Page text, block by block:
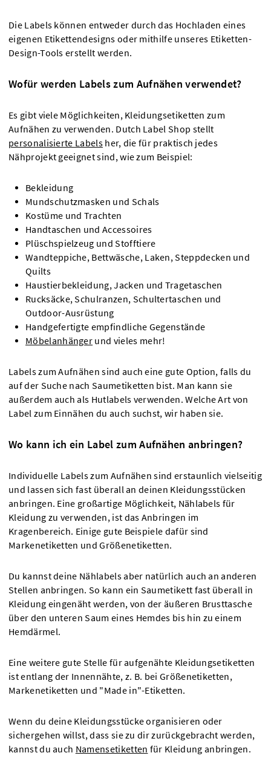
Die Labels können entweder durch das Hochladen eines
eigenen Etikettendesigns oder mithilfe unseres Etiketten-
Design-Tools erstellt werden.
Wofür werden Labels zum Aufnähen verwendet?
Es gibt viele Möglichkeiten, Kleidungsetiketten zum
Aufnähen zu verwenden. Dutch Label Shop stellt
personalisierte Labelsher, die für praktisch jedes
Nähprojekt geeignet sind, wie zum Beispiel:
Bekleidung
Mundschutzmasken und Schals
Kostüme und Trachten
Handtaschen und Accessoires
Plüschspielzeug und Stofftiere
Wandteppiche, Bettwäsche, Laken, Steppdecken und
Quilts
Haustierbekleidung, Jacken und Tragetaschen
Rucksäcke, Schulranzen, Schultertaschen und
Outdoor-Ausrüstung
Handgefertigte empfindliche Gegenstände
Möbelanhänger und vieles mehr!
Labels zum Aufnähen sind auch eine gute Option, falls du
auf der Suche nach Saumetiketten bist. Man kann sie
außerdem auch als Hutlabels verwenden. Welche Art von
Label zum Einnähen du auch suchst, wir haben sie.
Wo kann ich ein Label zum Aufnähen anbringen?
Individuelle Labels zum Aufnähen sind erstaunlich vielseitig
und lassen sich fast überall an deinen Kleidungsstücken
anbringen. Eine großartige Möglichkeit, Nählabels für
Kleidung zu verwenden, ist das Anbringen im
Kragenbereich. Einige gute Beispiele dafür sind
Markenetiketten und Größenetiketten.
Du kannst deine Nählabels aber natürlich auch an anderen
Stellen anbringen. So kann ein Saumetikett fast überall in
Kleidung eingenäht werden, von der äußeren Brusttasche
über den unteren Saum eines Hemdes bis hin zu einem
Hemdärmel.
Eine weitere gute Stelle für aufgenähte Kleidungsetiketten
ist entlang der Innennähte, z. B. bei Größenetiketten,
Markenetiketten und "Made in"-Etiketten.
Wenn du deine Kleidungsstücke organisieren oder
sichergehen willst, dass sie zu dir zurückgebracht werden,
kannst du auch Namensetiketten für Kleidung anbringen.